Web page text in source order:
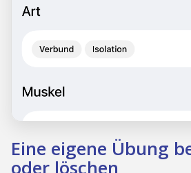
Eine eigene Übung
oder löschen